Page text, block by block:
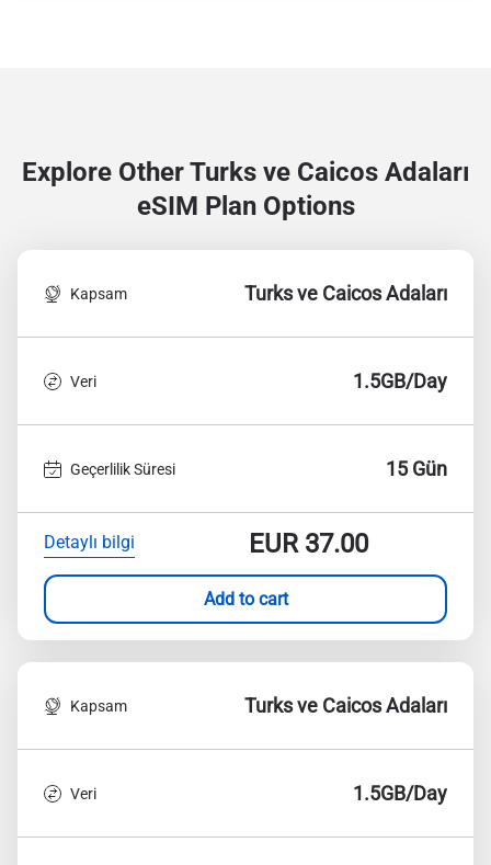
Explore Other Turks ve Caicos Adaları
eSIM Plan Options
Kapsam Turks ve Caicos Adaları
Veri 1.5GB/Day
Geçerlilik Süresi 15 Gün
Detaylı bilgi EUR37.00
Add to cart
Kapsam Turks ve Caicos Adaları
Veri 1.5GB/Day